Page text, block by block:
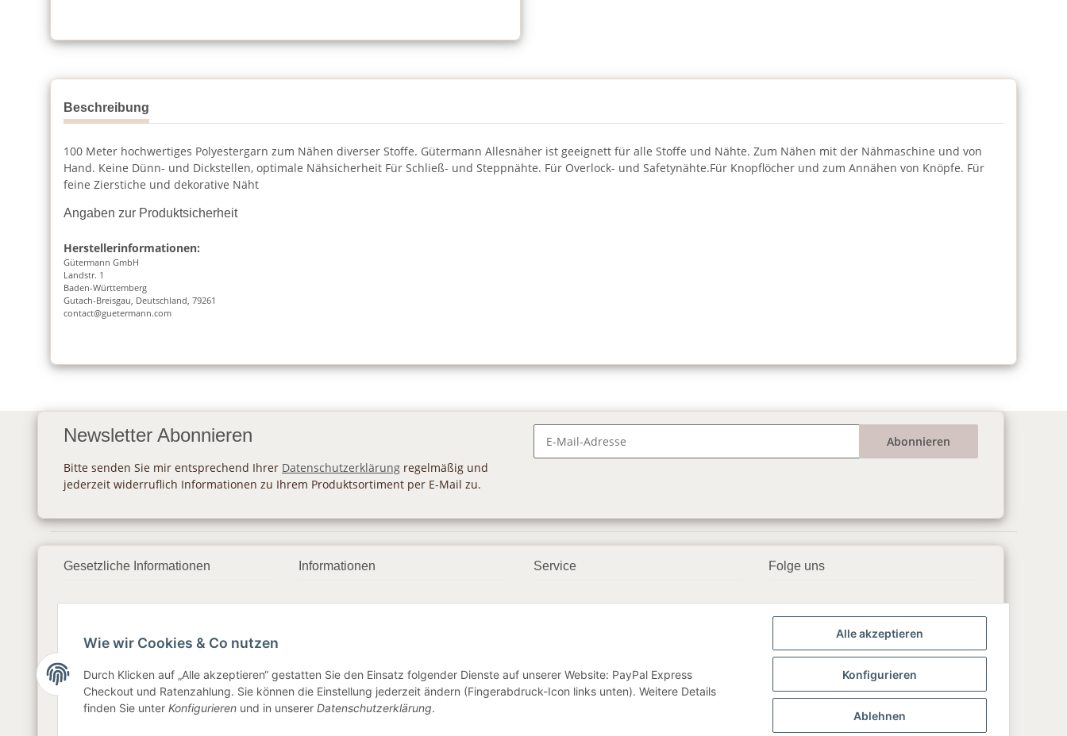
Beschreibung
100 Meter hochwertiges Polyestergarn zum Nähen diverser Stoffe. Gütermann Allesnäher ist geeignett für alle Stoffe und Nähte. Zum Nähen mit der Nähmaschine und von
Hand. Keine Dünn- und Dickstellen, optimale Nähsicherheit Für Schließ- und Steppnähte. Für Overlock- und Safetynähte.Für Knopflöcher und zum Annähen von Knöpfe. Für
feine Zierstiche und dekorative Näht
Angaben zur Produktsicherheit
Herstellerinformationen:
Gütermann GmbH
Landstr. 1
Baden-Württemberg
Gutach-Breisgau, Deutschland, 79261
contact@guetermann.com
Newsletter Abonnieren
Bitte senden Sie mir entsprechend Ihrer Datenschutzerklärung regelmäßig und
jederzeit widerruflich Informationen zu Ihrem Produktsortiment per E-Mail zu.
Abonnieren
Gesetzliche Informationen
Datenschutz
AGB
Sitemap
Impressum
Informationen
Zahlungsmöglichkeiten
Newsletter
Service
Geschenkgutscheine
Folge uns
▶️ YouTube
📘 Facebook
📸 Instagram
🎵 TikTok
Wie wir Cookies & Co nutzen
Durch Klicken auf „Alle akzeptieren“ gestatten Sie den Einsatz folgender Dienste auf unserer Website: PayPal Express
Checkout und Ratenzahlung. Sie können die Einstellung jederzeit ändern (Fingerabdruck-Icon links unten). Weitere Details
finden Sie unter Konfigurieren und in unserer Datenschutzerklärung.
Alle akzeptieren
Konfigurieren
Ablehnen